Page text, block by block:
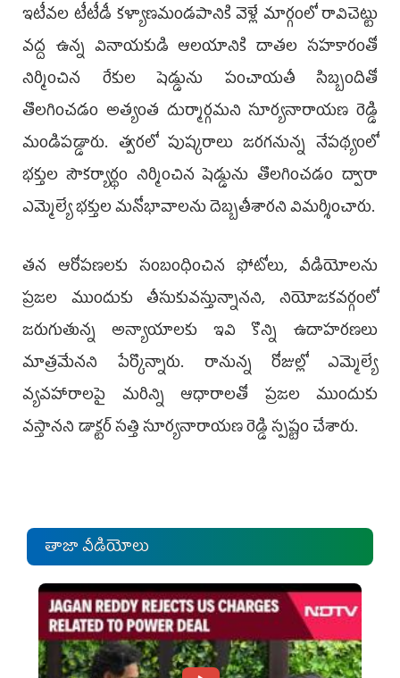
ఇటీవల టీటీడీ కళ్యాణమండపానికి వెళ్లే మార్గంలో రావిచెట్టు
వద్ద ఉన్న వినాయకుడి ఆలయానికి దాతల సహకారంతో
నిర్మించిన రేకుల షెడ్డును పంచాయతీ సిబ్బందితో
తొలగించడం అత్యంత దుర్మార్గమని సూర్యనారాయణ రెడ్డి
మండిపడ్డారు. త్వరలో పుష్కరాలు జరగనున్న నేపథ్యంలో
భక్తుల సౌకర్యార్థం నిర్మించిన షెడ్డును తొలగించడం ద్వారా
ఎమ్మెల్యే భక్తుల మనోభావాలను దెబ్బతీశారని విమర్శించారు.
తన ఆరోపణలకు సంబంధించిన ఫోటోలు, వీడియోలను
ప్రజల ముందుకు తీసుకువస్తున్నానని, నియోజకవర్గంలో
జరుగుతున్న అన్యాయాలకు ఇవి కొన్ని ఉదాహరణలు
మాత్రమేనని పేర్కొన్నారు. రానున్న రోజుల్లో ఎమ్మెల్యే
వ్యవహారాలపై మరిన్ని ఆధారాలతో ప్రజల ముందుకు
వస్తానని డాక్టర్ సత్తి సూర్యనారాయణ రెడ్డి స్పష్టం చేశారు.
తాజా వీడియోలు